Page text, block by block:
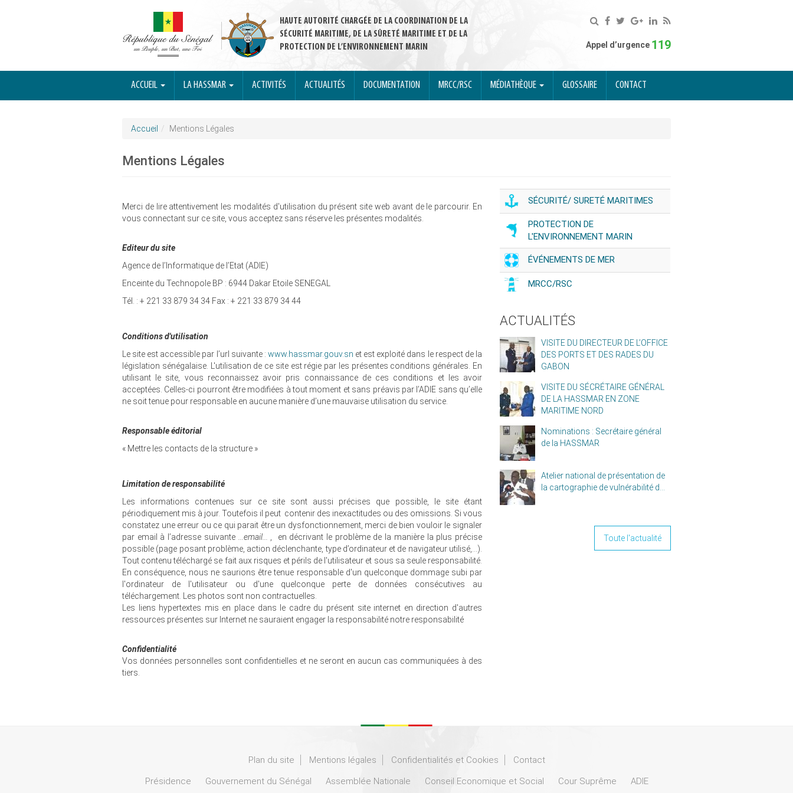
HAUTE AUTORITÉ CHARGÉE DE LA COORDINATION DE LA
SÉCURITÉ MARITIME, DE LA SÛRETÉ MARITIME ET DE LA
PROTECTION DE L’ENVIRONNEMENT MARIN
Appel d’urgence 119
ACCUEIL LA HASSMAR ACTIVITÉS ACTUALITÉS DOCUMENTATION MRCC/RSC MÉDIATHÈQUE GLOSSAIRE CONTACT
Accueil Mentions Légales
Mentions Légales
Merci de lire attentivement les modalités d'utilisation du présent site web avant de le parcourir. En
vous connectant sur ce site, vous acceptez sans réserve les présentes modalités.
Editeur du site
Agence de l’Informatique de l’Etat (ADIE)
Enceinte du Technopole BP : 6944 Dakar Etoile SENEGAL
Tél. : + 221 33 879 34 34 Fax : + 221 33 879 34 44
Conditions d'utilisation
Le site est accessible par l’url suivante : www.hassmar.gouv.sn et est exploité dans le respect de la
législation sénégalaise. L'utilisation de ce site est régie par les présentes conditions générales. En
utilisant le site, vous reconnaissez avoir pris connaissance de ces conditions et les avoir
acceptées. Celles-ci pourront être modifiées à tout moment et sans préavis par l’ADIE sans qu’elle
ne soit tenue pour responsable en aucune manière d’une mauvaise utilisation du service.
Responsable éditorial
« Mettre les contacts de la structure »
Limitation de responsabilité
Les informations contenues sur ce site sont aussi précises que possible, le site étant
périodiquement mis à jour. Toutefois il peut contenir des inexactitudes ou des omissions. Si vous
constatez une erreur ou ce qui parait être un dysfonctionnement, merci de bien vouloir le signaler
par email à l’adresse suivante
...email...
, en décrivant le problème de la manière la plus précise
possible (page posant problème, action déclenchante, type d’ordinateur et de navigateur utilisé,…).
Tout contenu téléchargé se fait aux risques et périls de l'utilisateur et sous sa seule responsabilité.
En conséquence, nous ne saurions être tenue responsable d'un quelconque dommage subi par
l'ordinateur de l'utilisateur ou d'une quelconque perte de données consécutives au
téléchargement. Les photos sont non contractuelles.
Les liens hypertextes mis en place dans le cadre du présent site internet en direction d'autres
ressources présentes sur Internet ne sauraient engager la responsabilité notre responsabilité
Confidentialité
Vos données personnelles sont confidentielles et ne seront en aucun cas communiquées à des
tiers.
SÉCURITÉ/ SURETÉ MARITIMES
PROTECTION DE
L'ENVIRONNEMENT MARIN
ÉVÉNEMENTS DE MER
MRCC/RSC
ACTUALITÉS
VISITE DU DIRECTEUR DE L’OFFICE
DES PORTS ET DES RADES DU
GABON
VISITE DU SÉCRÉTAIRE GÉNÉRAL
DE LA HASSMAR EN ZONE
MARITIME NORD
Nominations : Secrétaire général
de la HASSMAR
Atelier national de présentation de
la cartographie de vulnérabilité d...
Toute l'actualité
Plan du site Mentions légales Confidentialités et Cookies
Contact
Présidence
Gouvernement du Sénégal Assemblée Nationale Conseil Economique et Social Cour Suprême ADIE